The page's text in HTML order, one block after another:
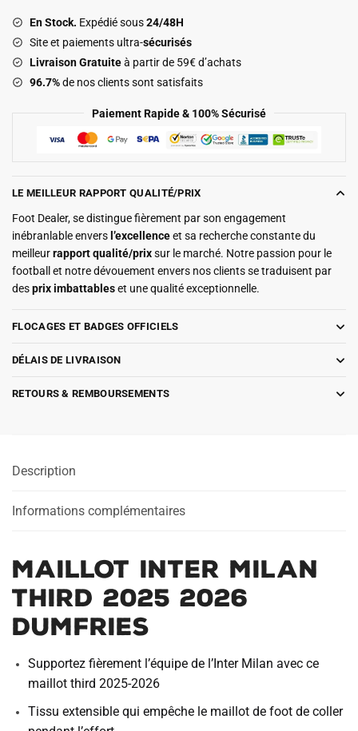
2025
2026
Dumfries
En Stock. Expédié sous24/48H
Site et paiements ultra-sécurisés
Livraison Gratuiteà partir de 59€ d’achats
96.7%de nos clients sont satisfaits
Paiement Rapide & 100% Sécurisé
LE MEILLEUR RAPPORT QUALITÉ/PRIX
Foot Dealer, se distingue fièrement par son engagement
inébranlable envers l’excellenceet sa recherche constante du
meilleurrapport qualité/prixsur le marché. Notre passion pour le
football et notre dévouement envers nos clients se traduisent par
desprix imbattableset une qualité exceptionnelle.
FLOCAGES ET BADGES OFFICIELS
DÉLAIS DE LIVRAISON
RETOURS & REMBOURSEMENTS
Description
Informations complémentaires
Maillot Inter Milan
Third 2025 2026
Dumfries
Supportez fièrement l’équipe de l’Inter Milan avec ce
maillot third 2025-2026
Tissu extensible qui empêche le maillot de foot de coller